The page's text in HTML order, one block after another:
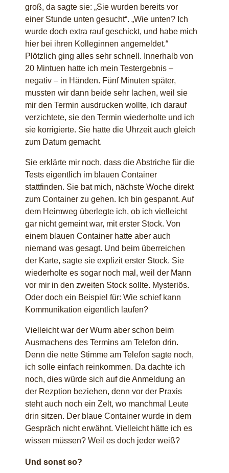
groß, da sagte sie: „Sie wurden bereits vor
einer Stunde unten gesucht“. „Wie unten? Ich
wurde doch extra rauf geschickt, und habe mich
hier bei ihren Kolleginnen angemeldet.“
Plötzlich ging alles sehr schnell. Innerhalb von
20 Mintuen hatte ich mein Testergebnis –
negativ – in Händen. Fünf Minuten später,
mussten wir dann beide sehr lachen, weil sie
mir den Termin ausdrucken wollte, ich darauf
verzichtete, sie den Termin wiederholte und ich
sie korrigierte. Sie hatte die Uhrzeit auch gleich
zum Datum gemacht.
Sie erklärte mir noch, dass die Abstriche für die
Tests eigentlich im blauen Container
stattfinden. Sie bat mich, nächste Woche direkt
zum Container zu gehen. Ich bin gespannt. Auf
dem Heimweg überlegte ich, ob ich vielleicht
gar nicht gemeint war, mit erster Stock. Von
einem blauen Container hatte aber auch
niemand was gesagt. Und beim überreichen
der Karte, sagte sie explizit erster Stock. Sie
wiederholte es sogar noch mal, weil der Mann
vor mir in den zweiten Stock sollte. Mysteriös.
Oder doch ein Beispiel für: Wie schief kann
Kommunikation eigentlich laufen?
Vielleicht war der Wurm aber schon beim
Ausmachens des Termins am Telefon drin.
Denn die nette Stimme am Telefon sagte noch,
ich solle einfach reinkommen. Da dachte ich
noch, dies würde sich auf die Anmeldung an
der Rezption beziehen, denn vor der Praxis
steht auch noch ein Zelt, wo manchmal Leute
drin sitzen. Der blaue Container wurde in dem
Gespräch nicht erwähnt. Vielleicht hätte ich es
wissen müssen? Weil es doch jeder weiß?
Und sonst so?